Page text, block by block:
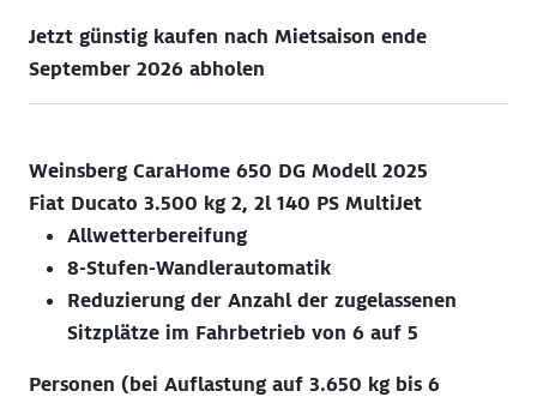
Jetzt günstig kaufen nach Mietsaison ende
September 2026 abholen
Weinsberg CaraHome 650 DG Modell 2025
Fiat Ducato 3.500 kg 2, 2l 140 PS MultiJet
Allwetterbereifung
8-Stufen-Wandlerautomatik
Reduzierung der Anzahl der zugelassenen
Sitzplätze im Fahrbetrieb von 6 auf 5
Personen (bei Auflastung auf 3.650 kg bis 6